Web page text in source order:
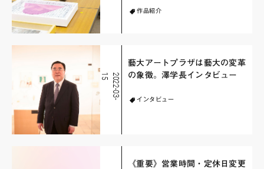
作品紹介
2
0
2
2
-
0
3
-
1
5
藝大アートプラザは藝大の変革
の象徴。澤学長インタビュー
インタビュー
《重要》営業時間・定休日変更